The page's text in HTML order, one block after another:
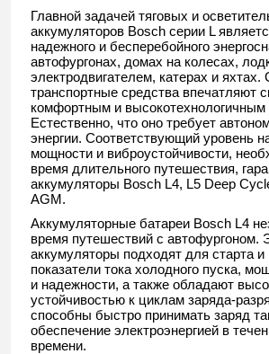
Главной задачей тяговых и
аккумуляторов Bosch серии L
надежного и бесперебойного
автофургонах, домах на колесах,
электродвигателем, катерах и яхтах.
транспортные средства впечатляют
комфортным и
Естественно, что оно требует
энергии. Соответствующий уровень
мощности и виброустойчивости,
время длительного путешествия,
аккумуляторы Bosch L4, L5 Deep
AGM.
Аккумуляторные батареи Bosch L4
время путешествий с автофургоном.
аккумуляторы подходят для старта
показатели тока холодного пуска,
и надежности, а также обладают
устойчивостью к циклам заряда-
способны быстро принимать заряд
обеспечение электроэнергией в
времени.